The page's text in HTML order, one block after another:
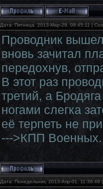
Дата: Пятница, 2013-Мар-29, 08:45:11 |
Проводник
вновь зачитал
передохнув,
В этот раз
третий, а
ногами слегка
её терпеть не
--->КПП Военных.
Дата: Понедельник, 2013-Апр-01,